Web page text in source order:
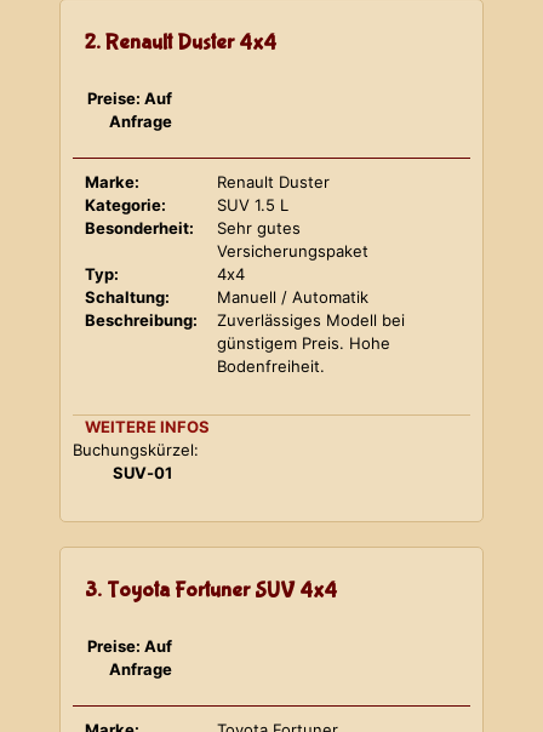
2. Renault Duster 4x4
Preise: Auf
Anfrage
Marke:
Renault Duster
Kategorie:
SUV 1.5 L
Besonderheit:
Sehr gutes
Versicherungspaket
Typ:
4x4
Schaltung:
Manuell / Automatik
Beschreibung:
Zuverlässiges Modell bei
günstigem Preis. Hohe
Bodenfreiheit.
WEITERE INFOS
Buchungskürzel:
SUV-01
3. Toyota Fortuner SUV 4x4
Preise: Auf
Anfrage